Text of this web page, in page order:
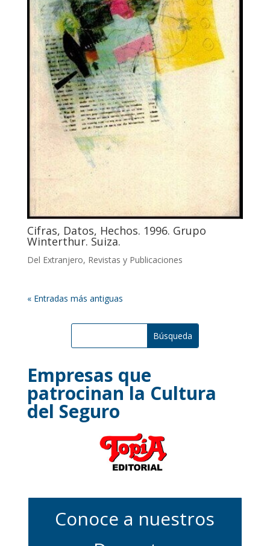
Cifras, Datos, Hechos. 1996. Grupo
Winterthur. Suiza.
Del Extranjero, Revistas y Publicaciones
« Entradas más antiguas
Empresas que
patrocinan la Cultura
del Seguro
Conoce a nuestros